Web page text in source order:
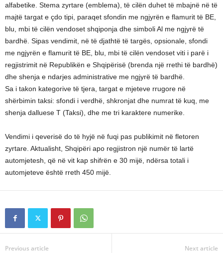
alfabetike. Stema zyrtare (emblema), të cilën duhet të mbajnë në të
majtë targat e çdo tipi, paraqet sfondin me ngjyrën e flamurit të BE,
blu, mbi të cilën vendoset shqiponja dhe simboli Al me ngjyrë të
bardhë. Sipas vendimit, në të djathtë të targës, opsionale, sfondi
me ngjyrën e flamurit të BE, blu, mbi të cilën vendoset viti i parë i
regjistrimit në Republikën e Shqipërisë (brenda një rrethi të bardhë)
dhe shenja e ndarjes administrative me ngjyrë të bardhë.
Sa i takon kategorive të tjera, targat e mjeteve rrugore në
shërbimin taksi: sfondi i verdhë, shkronjat dhe numrat të kuq, me
shenja dalluese T (Taksi), dhe me tri karaktere numerike.
Vendimi i qeverisë do të hyjë në fuqi pas publikimit në fletoren
zyrtare. Aktualisht, Shqipëri apo regjistron një numër të lartë
automjetesh, që në vit kap shifrën e 30 mijë, ndërsa totali i
automjeteve është rreth 450 mijë.
Previous article Next article